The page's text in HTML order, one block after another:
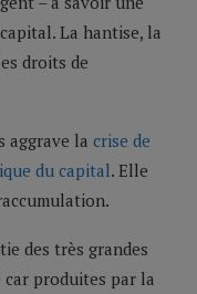
La hantise, la
droits de
aggrave la crise de
du capital. Elle
des très grandes
produites par la